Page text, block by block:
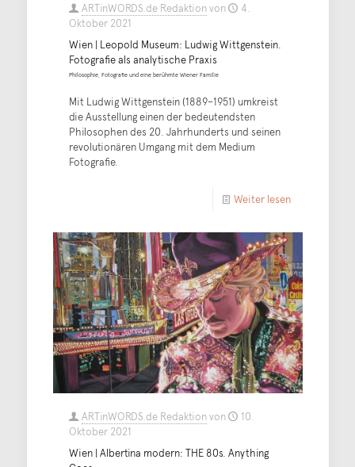
ARTinWORDS.de Redaktionvon
4.
Oktober 2021
Wien | Leopold Museum: Ludwig Wittgenstein.
Fotografie als analytische Praxis
Philosophie, Fotografie und eine berühmte Wiener Familie
Mit Ludwig Wittgenstein (1889–1951) umkreist
die Ausstellung einen der bedeutendsten
Philosophen des 20. Jahrhunderts und seinen
revolutionären Umgang mit dem Medium
Fotografie.
Weiter lesen
ARTinWORDS.de Redaktionvon
10.
Oktober 2021
Wien | Albertina modern: THE 80s. Anything